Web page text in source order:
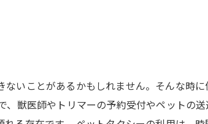
いことがあるかもしれません。そんな時に
獣医師やトリマーの予約受付やペットの送